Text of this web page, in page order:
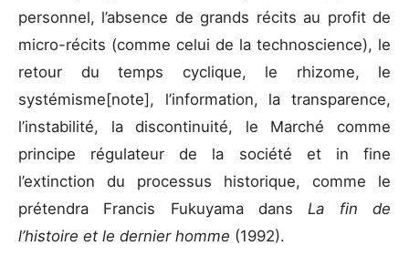
personnel, l’absence de grands récits au profit de
micro-récits (comme celui de la technoscience), le
retour du temps cyclique, le rhizome, le
systémisme[note], l’information, la transparence,
l’instabilité, la discontinuité, le Marché comme
principe régulateur de la société et in fine
l’extinction du processus historique, comme le
prétendra Francis Fukuyama dans La fin de
l’histoire et le dernier homme (1992).